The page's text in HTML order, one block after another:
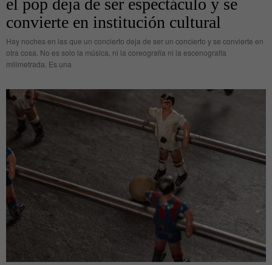
el pop deja de ser espectáculo y se
convierte en institución cultural
Hay noches en las que un concierto deja de ser un concierto y se convierte en
otra cosa. No es solo la música, ni la coreografía ni la escenografía
milimetrada. Es una